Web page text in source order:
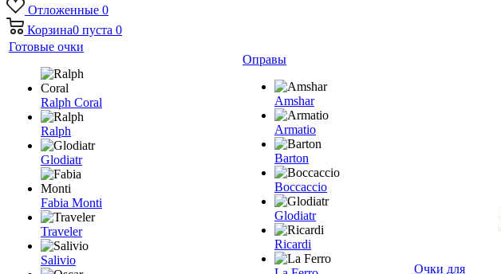
Отложенные 0
Корзина0 пуста 0
Готовые очки
Ralph Coral
Ralph
Glodiatr
Fabia Monti
Traveler
Salivio
Оправы
Amshar
Armatio
Barton
Boccaccio
Glodiatr
Ricardi
Очки для